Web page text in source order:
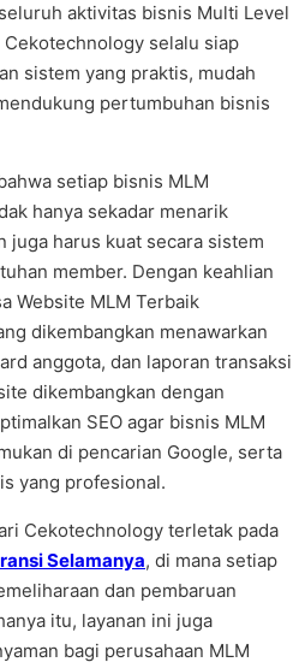
aktivitas bisnis Multi Level
selalu siap
sistem yang praktis, mudah
pertumbuhan bisnis
setiap bisnis MLM
hanya sekadar menarik
juga harus kuat secara sistem
member. Dengan keahlian
Website MLM Terbaik
dikembangkan menawarkan
anggota, dan laporan transaksi
dikembangkan dengan
SEO agar bisnis MLM
di pencarian Google, serta
yang profesional.
Cekotechnology terletak pada
Selamanya, di mana setiap
dan pembaruan
itu, layanan ini juga
bagi perusahaan MLM